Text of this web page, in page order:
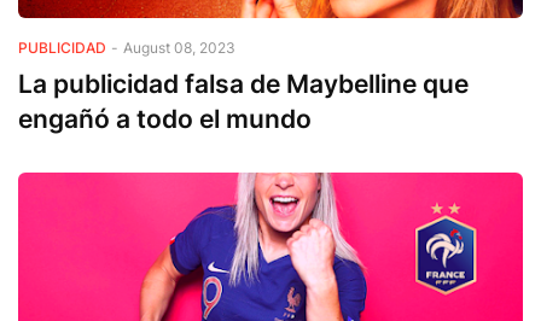
PUBLICIDAD - August 08, 2023
La publicidad falsa de Maybelline que
engañó a todo el mundo